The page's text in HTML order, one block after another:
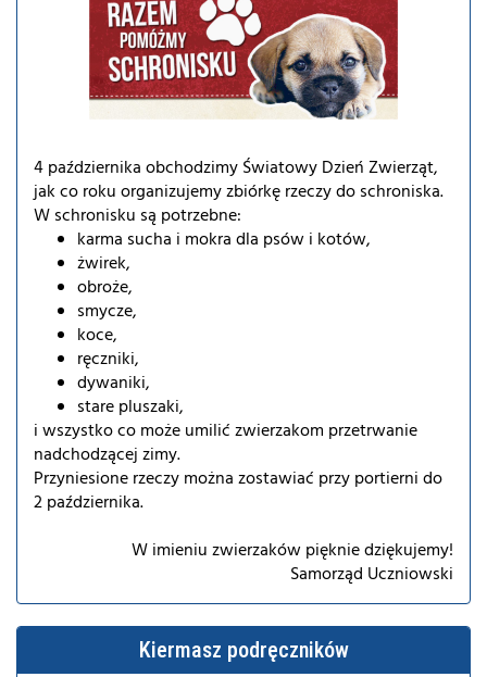
4 października obchodzimy Światowy Dzień Zwierząt,
jak co roku organizujemy zbiórkę rzeczy do schroniska.
W schronisku są potrzebne:
karma sucha i mokra dla psów i kotów,
żwirek,
obroże,
smycze,
koce,
ręczniki,
dywaniki,
stare pluszaki,
i wszystko co może umilić zwierzakom przetrwanie
nadchodzącej zimy.
Przyniesione rzeczy można zostawiać przy portierni do
2 października.
W imieniu zwierzaków pięknie dziękujemy!
Samorząd Uczniowski
Kiermasz podręczników